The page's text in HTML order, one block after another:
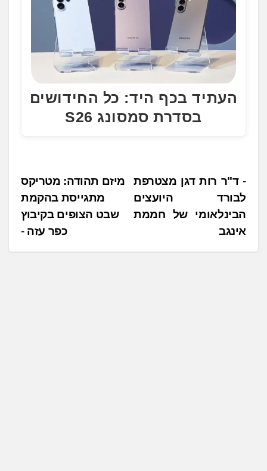
העתיד בכף היד: כל החידושים
בסדרת סמסונג S26
נ
י
ו
מיזם תהודה: מטריקס
מתגייסת בהקמת
שבט הצופים בקיבוץ
כפר עזה
ד"ר רות דגן מצטרפת
לבורד היועצים
הבינלאומי של חממת
אינגב